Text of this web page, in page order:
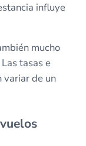
influye
mucho
tasas e
variar de un